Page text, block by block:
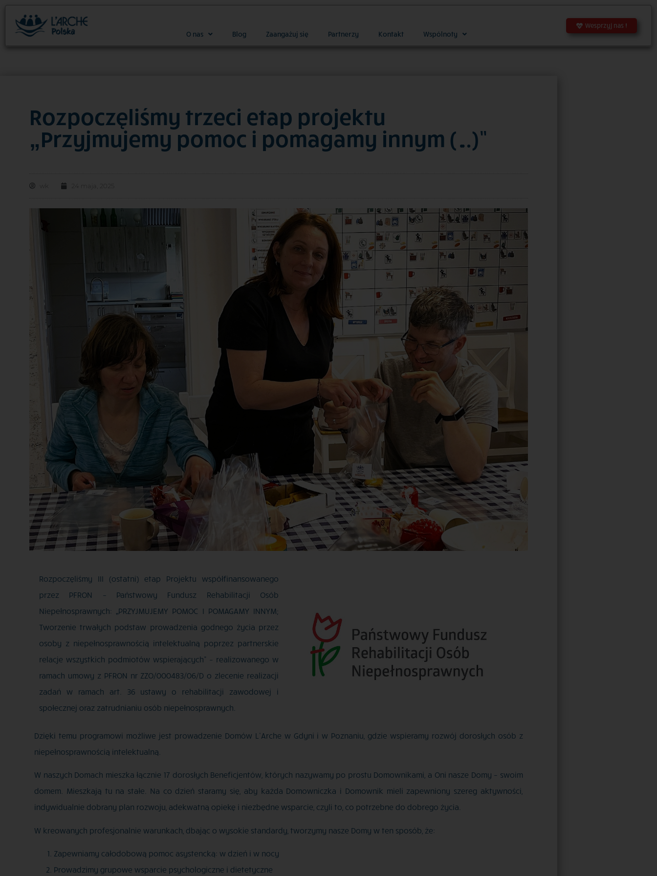
O nas Blog Zaangażuj się Partnerzy Kontakt Wspólnoty
Wesprzyj nas !
Rozpoczęliśmy trzeci etap projektu
„Przyjmujemy pomoc i pomagamy innym (…)”
24 maja, 2025
Rozpoczęliśmy III (ostatni) etap Projektu współfinansowanego
przez PFRON – Państwowy Fundusz Rehabilitacji Osób
Niepełnosprawnych: „PRZYJMUJEMY POMOC I POMAGAMY INNYM;
Tworzenie trwałych podstaw prowadzenia godnego życia przez
osoby z niepełnosprawnością intelektualną poprzez partnerskie
relacje wszystkich podmiotów wspierających” – realizowanego w
ramach umowy z PFRON nr ZZO/000483/06/D o zlecenie realizacji
zadań w ramach art. 36 ustawy o rehabilitacji zawodowej i
społecznej oraz zatrudnianiu osób niepełnosprawnych
Dzięki temu programowi możliwe jest prowadzenie Domów L’Arche w Gdyni i w Poznaniu, gdzie wspieramy rozwój dorosłych osób z
niepełnosprawnością intelektualną.
W naszych Domach mieszka łącznie 17 dorosłych Beneficjentów, których nazywamy po prostu Domownikami, a Oni nasze Domy – swoim
domem. Mieszkają tu na stałe. Na co dzień staramy się, aby każda Domowniczka i Domownik mieli zapewniony szereg aktywności,
indywidualnie dobrany plan rozwoju, adekwatną opiekę i niezbędne wsparcie, czyli to, co potrzebne do dobrego życia.
W kreowanych profesjonalnie warunkach, dbając o wysokie standardy, tworzymy nasze Domy w ten sposób, że:
Zapewniamy całodobową pomoc asystencką: w dzień i w nocy
Prowadzimy grupowe wsparcie psychologiczne i dietetyczne